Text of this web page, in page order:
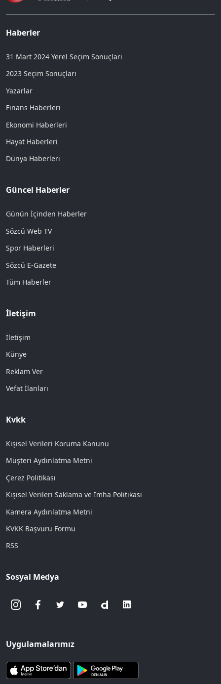
Haberler
31 Mart 2024 Yerel Seçim Sonuçları
2023 Seçim Sonuçları
Yazarlar
Finans Haberleri
Ekonomi Haberleri
Hayat Haberleri
Dünya Haberleri
Güncel Haberler
Günün İçinden Haberler
Sözcü Web TV
Spor Haberleri
Sözcü E-Gazete
Tüm Haberler
İletişim
İletişim
Künye
Reklam Ver
Vefat İlanları
Kvkk
Kişisel Verileri Koruma Kanunu
Müşteri Aydınlatma Metni
Çerez Politikası
Kişisel Verileri Saklama ve İmha Politikası
Kamera Aydınlatma Metni
KVKK Başvuru Formu
RSS
Sosyal Medya
Uygulamalarımız